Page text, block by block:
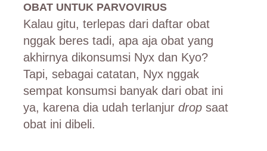
OBAT UNTUK PARVOVIRUS
Kalau gitu, terlepas dari daftar obat
nggak beres tadi, apa aja obat yang
akhirnya dikonsumsi Nyx dan Kyo?
Tapi, sebagai catatan, Nyx nggak
sempat konsumsi banyak dari obat ini
ya, karena dia udah terlanjur drop saat
obat ini dibeli.